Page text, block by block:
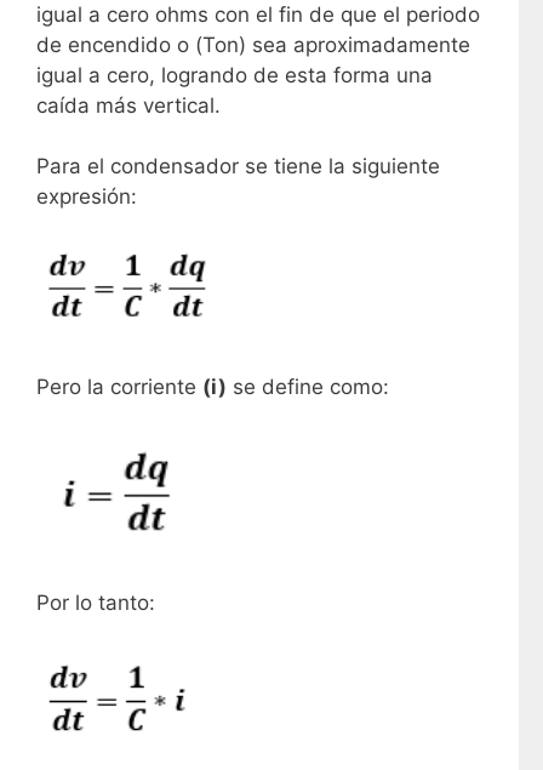
igual a cero ohms con el fin de que el periodo
de encendido o (Ton) sea aproximadamente
igual a cero, logrando de esta forma una
caída más vertical.
Para el condensador se tiene la siguiente
expresión:
Pero la corriente (i) se define como:
Por lo tanto: